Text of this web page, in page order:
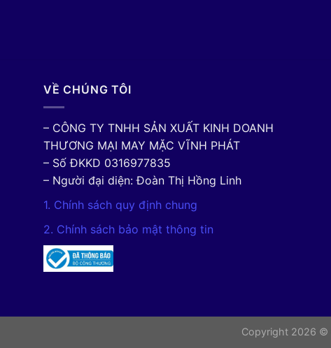
VỀ CHÚNG TÔI
– CÔNG TY TNHH SẢN XUẤT KINH DOANH
THƯƠNG MẠI MAY MẶC VĨNH PHÁT
– Số ĐKKD 0316977835
– Người đại diện: Đoàn Thị Hồng Linh
1. Chính sách quy định chung
2. Chính sách bảo mật thông tin
Copyright 2026 ©